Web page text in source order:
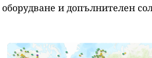
оборудване и допълнителен